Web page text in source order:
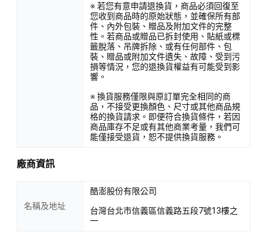
※ 若您有意申請退換貨，商品必須回復至
您收到商品時的原始狀態，並確保所有部
件、內外包裝、贈品及附加文件的完整
性。若商品或贈品已拆封使用、貼紙或標
籤脫落、吊牌拆除、或有任何部件、包
裝、贈品或附加文件遺失、故障、受到污
損等情況，您的退換貨權益有可能受到影
響。
※ 換貨服務僅限與原訂單完全相同的商
品，不接受更換顏色、尺寸或其他商品規
格的換貨請求。即便符合換貨條件，若因
商品庫存不足或有其他商業考量，我們可
能僅接受退貨，恕不提供換貨服務。
廠商資訊
名稱及地址
酷澎股份有限公司
台灣台北市信義區信義路五段7號13樓之
一